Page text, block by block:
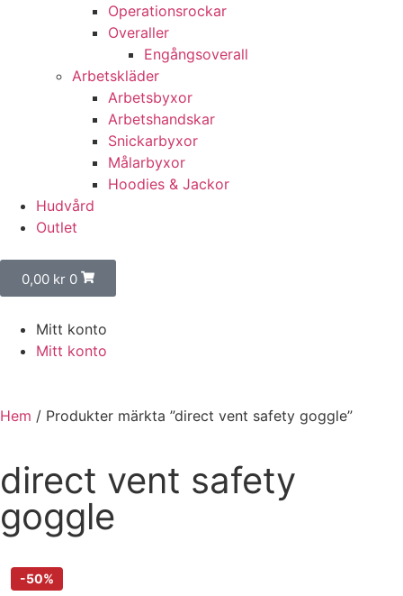
Operationsrockar
Overaller
Engångsoverall
Arbetskläder
Arbetsbyxor
Arbetshandskar
Snickarbyxor
Målarbyxor
Hoodies & Jackor
Hudvård
Outlet
0,00 kr 0
Mitt konto
Mitt konto
Hem / Produkter märkta ”direct vent safety goggle”
direct vent safety
goggle